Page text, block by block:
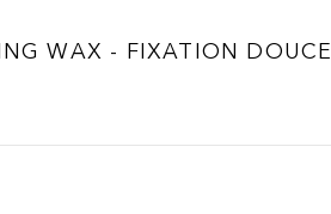
WAX - FIXATION DOUCE